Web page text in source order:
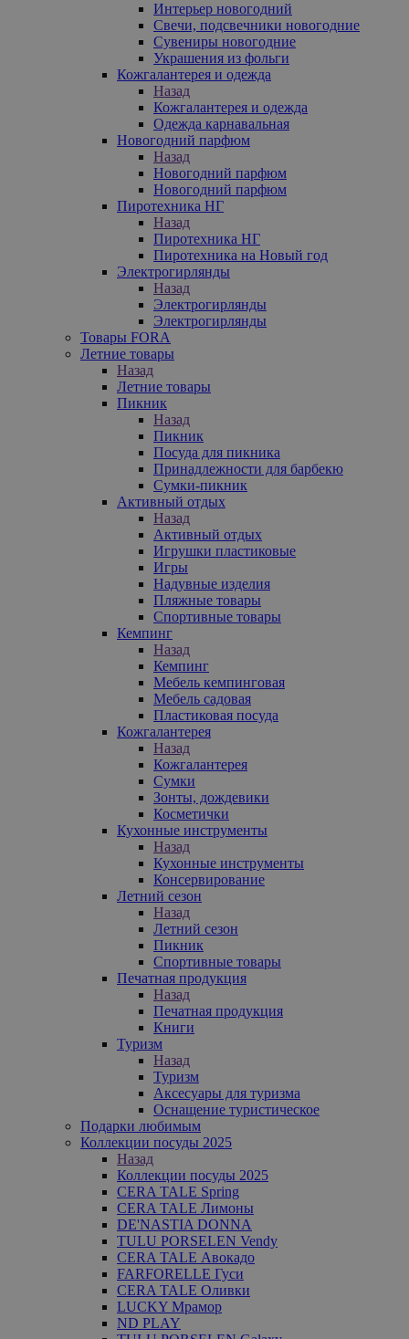
Интерьер новогодний
Свечи, подсвечники новогодние
Сувениры новогодние
Украшения из фольги
Кожгалантерея и одежда
Назад
Кожгалантерея и одежда
Одежда карнавальная
Новогодний парфюм
Назад
Новогодний парфюм
Новогодний парфюм
Пиротехника НГ
Назад
Пиротехника НГ
Пиротехника на Новый год
Электрогирлянды
Назад
Электрогирлянды
Электрогирлянды
Товары FORA
Летние товары
Назад
Летние товары
Пикник
Назад
Пикник
Посуда для пикника
Принадлежности для барбекю
Сумки-пикник
Активный отдых
Назад
Активный отдых
Игрушки пластиковые
Игры
Надувные изделия
Пляжные товары
Спортивные товары
Кемпинг
Назад
Кемпинг
Мебель кемпинговая
Мебель садовая
Пластиковая посуда
Кожгалантерея
Назад
Кожгалантерея
Сумки
Зонты, дождевики
Косметички
Кухонные инструменты
Назад
Кухонные инструменты
Консервирование
Летний сезон
Назад
Летний сезон
Пикник
Спортивные товары
Печатная продукция
Назад
Печатная продукция
Книги
Туризм
Назад
Туризм
Аксесуары для туризма
Оснащение туристическое
Подарки любимым
Коллекции посуды 2025
Назад
Коллекции посуды 2025
CERA TALE Spring
CERA TALE Лимоны
DE'NASTIA DONNA
TULU PORSELEN Vendy
CERA TALE Авокадо
FARFORELLE Гуси
CERA TALE Оливки
LUCKY Мрамор
ND PLAY